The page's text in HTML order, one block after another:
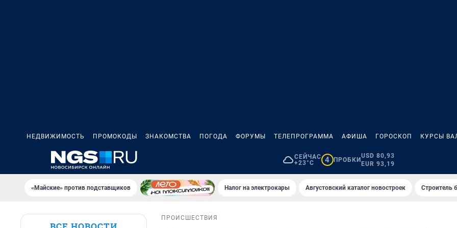
НЕДВИЖИМОСТЬ ПРОМОКОДЫ ЗНАКОМСТВА ПОГОДА ФОРУМЫ ТЕЛЕПРОГРАММА АФИША ГОРОСКОП КУРСЫ
СЕЙЧАС
+23°C
4 ПРОБКИ
USD 80,93
EUR 93,19
«Майские» против подставщиков Налог на электрокары Августовский каталог новостроек Строитель
ПРОИСШЕСТВИЯ